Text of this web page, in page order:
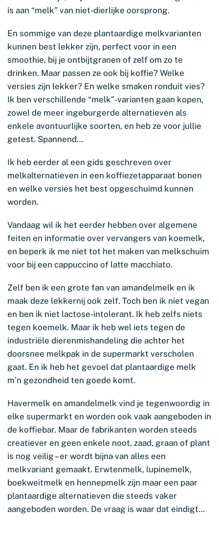
is aan “melk” van niet-dierlijke oorsprong.
En sommige van deze plantaardige melkvarianten
kunnen best lekker zijn, perfect voor in een
smoothie, bij je ontbijtgranen of zelf om zo te
drinken. Maar passen ze ook bij koffie? Welke
versies zijn lekker? En welke smaken ronduit vies?
Ik ben verschillende “melk”-varianten gaan kopen,
zowel de meer ingeburgerde alternatieven als
enkele avontuurlijke soorten, en heb ze voor jullie
getest. Spannend…
Ik heb eerder al een gids geschreven over
melkalternatieven in een koffiezetapparaat bonen
en welke versies het best opgeschuimd kunnen
worden.
Vandaag wil ik het eerder hebben over algemene
feiten en informatie over vervangers van koemelk,
en beperk ik me niet tot het maken van melkschuim
voor bij een cappuccino of latte macchiato.
Zelf ben ik een grote fan van amandelmelk en ik
maak deze lekkernij ook zelf. Toch ben ik niet vegan
en ben ik niet lactose-intolerant. Ik heb zelfs niets
tegen koemelk. Maar ik heb wel iets tegen de
industriële dierenmishandeling die achter het
doorsnee melkpak in de supermarkt verscholen
gaat. En ik heb het gevoel dat plantaardige melk
m’n gezondheid ten goede komt.
Havermelk en amandelmelk vind je tegenwoordig in
elke supermarkt en worden ook vaak aangeboden in
de koffiebar. Maar de fabrikanten worden steeds
creatiever en geen enkele noot, zaad, graan of plant
is nog veilig – er wordt bijna van alles een
melkvariant gemaakt. Erwtenmelk, lupinemelk,
boekweitmelk en hennepmelk zijn maar een paar
plantaardige alternatieven die steeds vaker
aangeboden worden. De vraag is waar dat eindigt…